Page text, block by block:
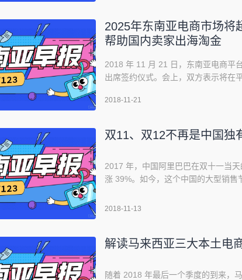
2025年东南亚电商市场将
帮助国内卖家出海淘金
2018 年 11 月 21 日，东南亚电商平
出席签约仪式。会上，双方表示将在
下的电商红利。签约仪式签约仪式在
2018-11-21
双11、双12不再是中国独
2017 年，中国阿里巴巴在双十一当
涨 39%。如今，这个中国的大型销
商推出了丰富多彩的销售活动，引起
2018-11-13
解读马来西亚三大本土电
随着 2018 年最后一个季度的到来，